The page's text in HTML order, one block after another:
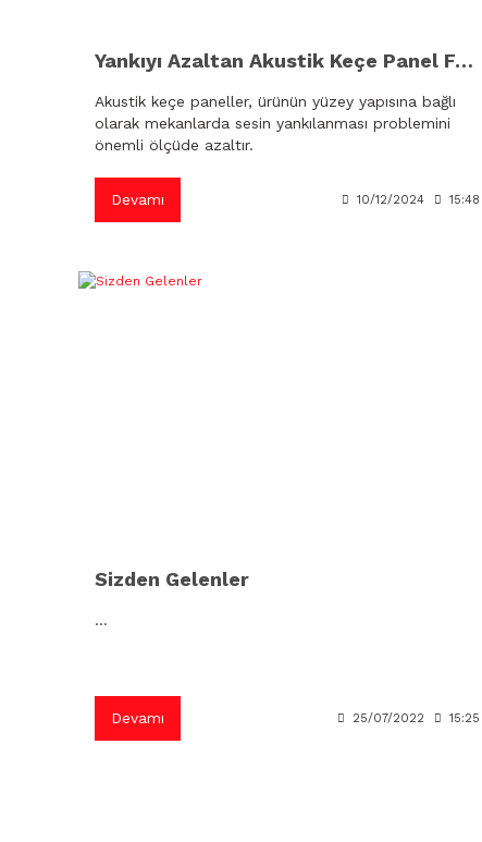
Yankıyı Azaltan Akustik Keçe Panel Farklı Renk Seçenekleri ile
Akustik keçe paneller, ürünün yüzey yapısına bağlı
olarak mekanlarda sesin yankılanması problemini
önemli ölçüde azaltır.
Devamı 10/12/2024 15:48
Sizden Gelenler
...
Devamı 25/07/2022 15:25